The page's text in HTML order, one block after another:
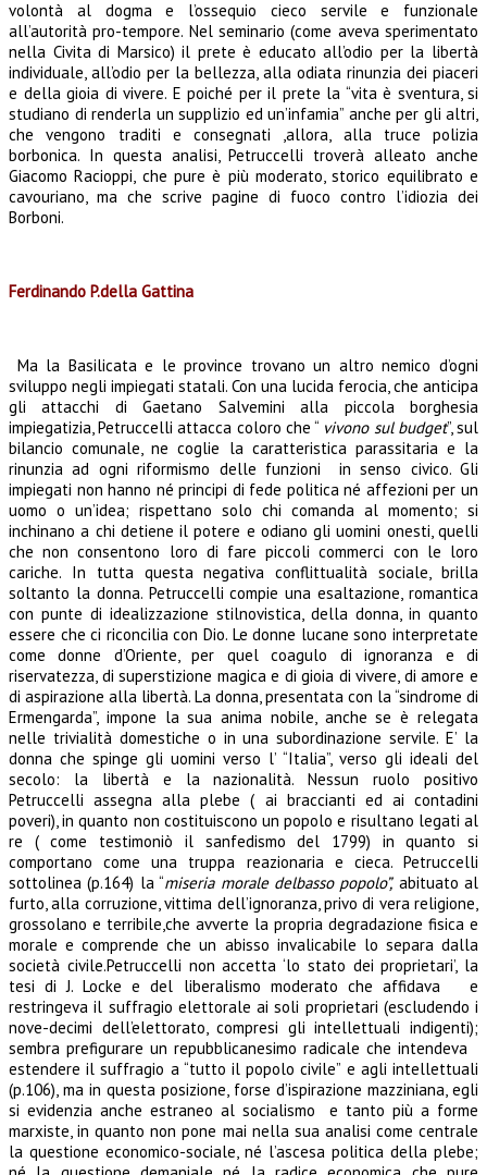
volontà al dogma e l’ossequio cieco servile e funzionale
all’autorità pro-tempore. Nel seminario (come aveva sperimentato
nella Civita di Marsico) il prete è educato all’odio per la libertà
individuale, all’odio per la bellezza, alla odiata rinunzia dei piaceri
e della gioia di vivere. E poiché per il prete la “vita è sventura, si
studiano di renderla un supplizio ed un’infamia” anche per gli altri,
che vengono traditi e consegnati ,allora, alla truce polizia
borbonica. In questa analisi, Petruccelli troverà alleato anche
Giacomo Racioppi, che pure è più moderato, storico equilibrato e
cavouriano, ma che scrive pagine di fuoco contro l’idiozia dei
Borboni.
Ferdinando P.della Gattina
Ma la Basilicata e le province trovano un altro nemico d’ogni
sviluppo negli impiegati statali. Con una lucida ferocia, che anticipa
gli attacchi di Gaetano Salvemini alla piccola borghesia
impiegatizia, Petruccelli attacca coloro che “ vivono sul budget”, sul
bilancio comunale, ne coglie la caratteristica parassitaria e la
rinunzia ad ogni riformismo delle funzioni in senso civico. Gli
impiegati non hanno né principi di fede politica né affezioni per un
uomo o un’idea; rispettano solo chi comanda al momento; si
inchinano a chi detiene il potere e odiano gli uomini onesti, quelli
che non consentono loro di fare piccoli commerci con le loro
cariche. In tutta questa negativa conflittualità sociale, brilla
soltanto la donna. Petruccelli compie una esaltazione, romantica
con punte di idealizzazione stilnovistica, della donna, in quanto
essere che ci riconcilia con Dio. Le donne lucane sono interpretate
come donne d’Oriente, per quel coagulo di ignoranza e di
riservatezza, di superstizione magica e di gioia di vivere, di amore e
di aspirazione alla libertà. La donna, presentata con la “sindrome di
Ermengarda”, impone la sua anima nobile, anche se è relegata
nelle trivialità domestiche o in una subordinazione servile. E’ la
donna che spinge gli uomini verso l’ “Italia”, verso gli ideali del
secolo: la libertà e la nazionalità. Nessun ruolo positivo
Petruccelli assegna alla plebe ( ai braccianti ed ai contadini
poveri), in quanto non costituiscono un popolo e risultano legati al
re ( come testimoniò il sanfedismo del 1799) in quanto si
comportano come una truppa reazionaria e cieca. Petruccelli
sottolinea (p.164) la “miseria morale delbasso popolo”,abituato al
furto, alla corruzione, vittima dell’ignoranza, privo di vera religione,
grossolano e terribile,che avverte la propria degradazione fisica e
morale e comprende che un abisso invalicabile lo separa dalla
società civile.Petruccelli non accetta ‘lo stato dei proprietari’, la
tesi di J. Locke e del liberalismo moderato che affidava e
restringeva il suffragio elettorale ai soli proprietari (escludendo i
nove-decimi dell’elettorato, compresi gli intellettuali indigenti);
sembra prefigurare un repubblicanesimo radicale che intendeva
estendere il suffragio a “tutto il popolo civile” e agli intellettuali
(p.106), ma in questa posizione, forse d’ispirazione mazziniana, egli
si evidenzia anche estraneo al socialismo e tanto più a forme
marxiste, in quanto non pone mai nella sua analisi come centrale
la questione economico-sociale, né l’ascesa politica della plebe;